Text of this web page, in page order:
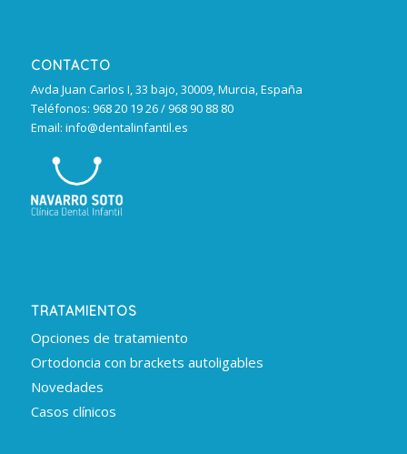
CONTACTO
Avda Juan Carlos I, 33 bajo, 30009, Murcia, España
Teléfonos: 968 20 19 26 / 968 90 88 80
Email: info@dentalinfantil.es
TRATAMIENTOS
Opciones de tratamiento
Ortodoncia con brackets autoligables
Novedades
Casos clínicos